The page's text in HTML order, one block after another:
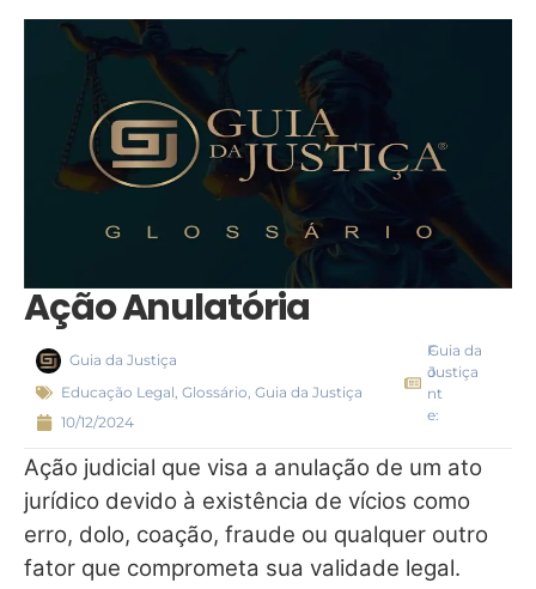
Ação Anulatória
Guia da Justiça
Educação Legal Glossário Guia da Justiça
10/12/2024
F
o
nt
e:
Guia da
Justiça
Ação judicial que visa a anulação de um ato
jurídico devido à existência de vícios como
erro, dolo, coação, fraude ou qualquer outro
fator que comprometa sua validade legal.